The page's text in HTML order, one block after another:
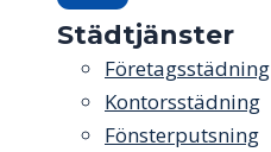
Städtjänster
Företagsstädning
Kontorsstädning
Fönsterputsning